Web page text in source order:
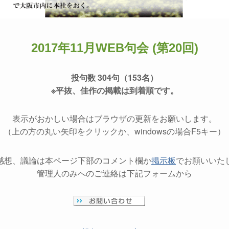
2017年11月WEB句会 (第20回)
投句数 304句（153名）
※平抜、佳作の掲載は到着順です。
表示がおかしい場合はブラウザの更新をお願いします。
（上の方の丸い矢印をクリックか、windowsの場合F5キー）
想、議論は本ページ下部のコメント欄か掲示板でお願いいた
管理人のみへのご連絡は下記フォームから